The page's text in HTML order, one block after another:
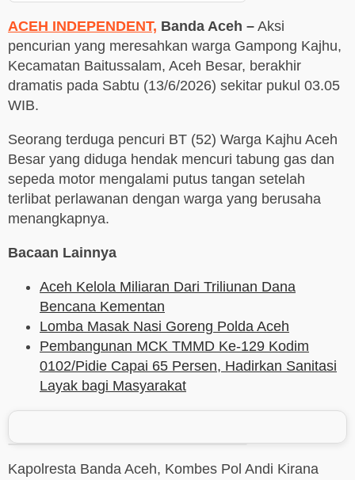
ACEH INDEPENDENT, Banda Aceh – Aksi
pencurian yang meresahkan warga Gampong Kajhu,
Kecamatan Baitussalam, Aceh Besar, berakhir
dramatis pada Sabtu (13/6/2026) sekitar pukul 03.05
WIB.
Seorang terduga pencuri BT (52) Warga Kajhu Aceh
Besar yang diduga hendak mencuri tabung gas dan
sepeda motor mengalami putus tangan setelah
terlibat perlawanan dengan warga yang berusaha
menangkapnya.
Bacaan Lainnya
Aceh Kelola Miliaran Dari Triliunan Dana
Bencana Kementan
Lomba Masak Nasi Goreng Polda Aceh
Pembangunan MCK TMMD Ke-129 Kodim
0102/Pidie Capai 65 Persen, Hadirkan Sanitasi
Layak bagi Masyarakat
Kapolresta Banda Aceh, Kombes Pol Andi Kirana